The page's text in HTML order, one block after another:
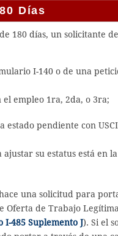
Días
180 días, un solicitante
I-140 o de una
empleo 1ra, 2da, o 3ra;
pendiente con
su estatus está en
una solicitud para
Oferta de Trabajo
I-485 Suplemento J). Si el